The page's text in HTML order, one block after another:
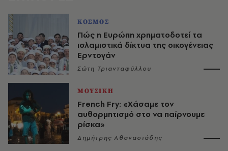
ΚΟΣΜΟΣ
Πώς η Ευρώπη χρηματοδοτεί τα
ισλαμιστικά δίκτυα της οικογένειας
Ερντογάν
Σώτη Τριανταφύλλου
ΜΟΥΣΙΚΗ
French Fry: «Χάσαμε τον
αυθορμητισμό στο να παίρνουμε
ρίσκα»
Δημήτρης Αθανασιάδης